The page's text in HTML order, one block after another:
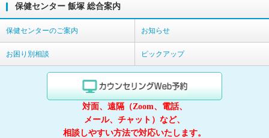
保健センター 飯塚 総合案内
保健センターのご案内 お知らせ
お困り別相談 ピックアップ
対面、遠隔（Zoom、電話、
メール、チャット）など、
相談しやすい方法で対応いたします。